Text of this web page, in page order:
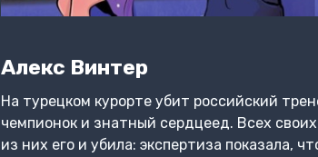
Алекс Винтер
На турецком курорте убит российский
чемпионок и знатный сердцеед. Всех
из них его и убила: экспертиза показала,